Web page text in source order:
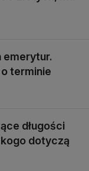
emerytur.
terminie
długości
dotyczą